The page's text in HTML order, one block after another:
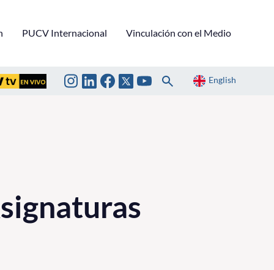
PUCV Internacional Vinculación con el Medio
English